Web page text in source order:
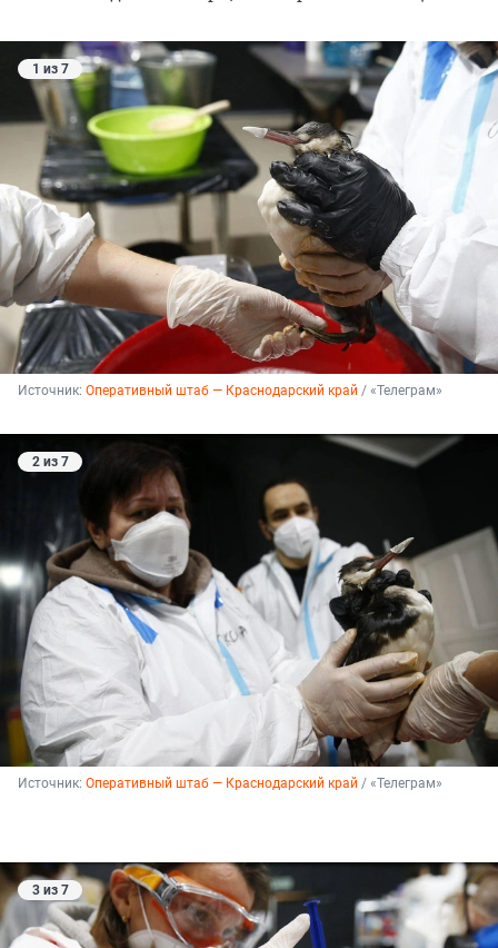
1 из 7
Источник: Оперативный штаб — Краснодарский край / «Телеграм»
2 из 7
Источник: Оперативный штаб — Краснодарский край / «Телеграм»
3 из 7